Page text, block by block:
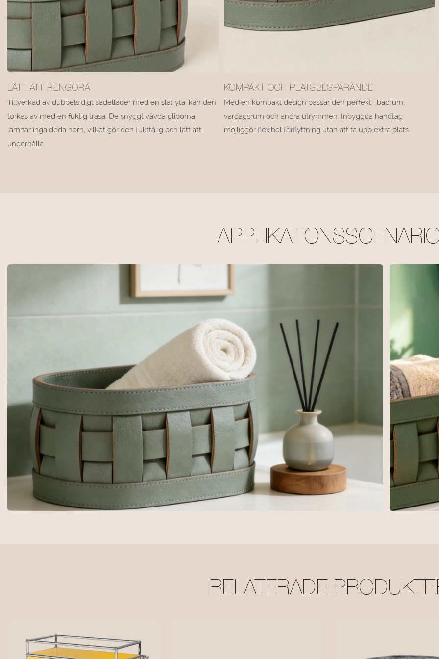
LÄTT ATT RENGÖRA
Tillverkad av dubbelsidigt sadelläder med en slät yta, kan den
torkas av med en fuktig trasa. De snyggt vävda gliporna
lämnar inga döda hörn, vilket gör den fukttålig och lätt att
underhålla.
KOMPAKT OCH PLATSBESPARANDE
Med en kompakt design passar den perfekt i badrum,
vardagsrum och andra utrymmen. Inbyggda handtag
möjliggör flexibel förflyttning utan att ta upp extra plats.
RELATERADE